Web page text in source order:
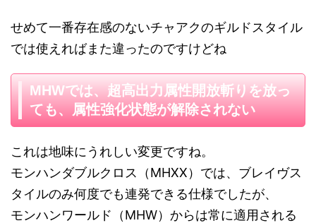
せめて一番存在感のないチャアクのギルドスタイル
では使えればまた違ったのですけどね
MHWでは、超高出力属性開放斬りを放っ
ても、属性強化状態が解除されない
これは地味にうれしい変更ですね。
モンハンダブルクロス（MHXX）では、ブレイヴス
タイルのみ何度でも連発できる仕様でしたが、
モンハンワールド（MHW）からは常に適用される